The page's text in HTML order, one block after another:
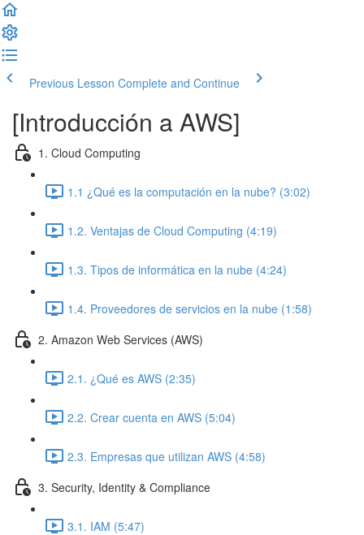
Previous Lesson Complete and Continue
[Introducción a AWS]
1. Cloud Computing
1.1 ¿Qué es la computación en la nube? (3:02)
1.2. Ventajas de Cloud Computing (4:19)
1.3. Tipos de informática en la nube (4:24)
1.4. Proveedores de servicios en la nube (1:58)
2. Amazon Web Services (AWS)
2.1. ¿Qué es AWS (2:35)
2.2. Crear cuenta en AWS (5:04)
2.3. Empresas que utilizan AWS (4:58)
3. Security, Identity & Compliance
3.1. IAM (5:47)